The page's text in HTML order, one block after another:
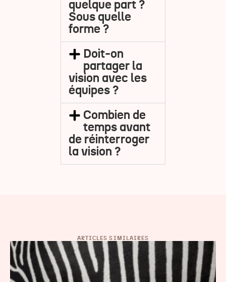
quelque part ?
Sous quelle
forme ?
Doit-on
partager la
vision avec les
équipes ?
Combien de
temps avant
de réinterroger
la vision ?
ARTICLES SIMILAIRES